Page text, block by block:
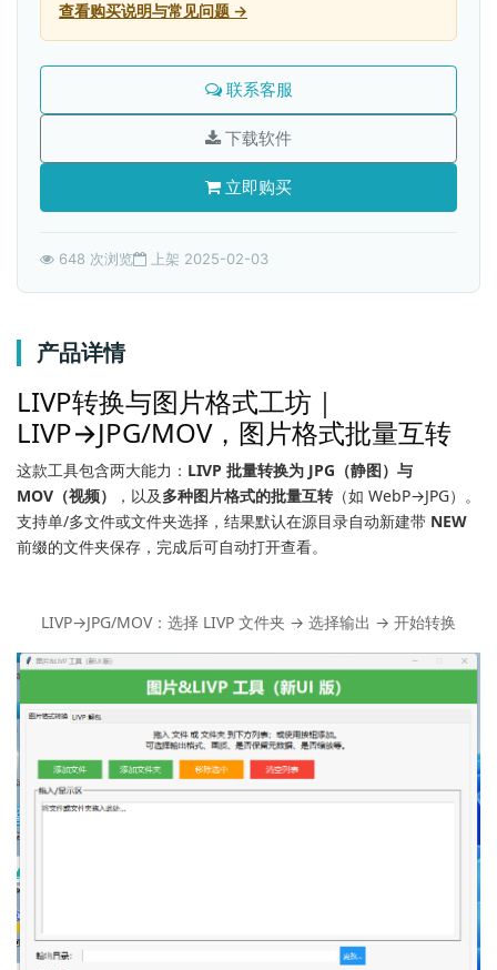
查看购买说明与常见问题 →
联系客服
下载软件
立即购买
648 次浏览 上架 2025-02-03
产品详情
LIVP转换与图片格式工坊｜
LIVP→JPG/MOV，图片格式批量互转
这款工具包含两大能力： LIVP 批量转换为 JPG（静图）与
MOV（视频）
，以及多种图片格式的批量互转（如 WebP→JPG）。
支持单/多文件或文件夹选择，结果默认在源目录自动新建带 NEW
前缀的文件夹保存，完成后可自动打开查看。
LIVP→JPG/MOV：选择 LIVP 文件夹 → 选择输出 → 开始转换